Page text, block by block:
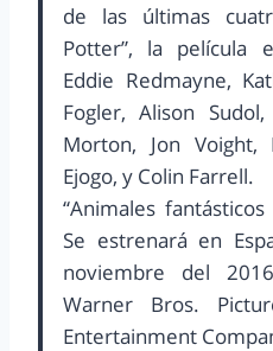
de las últimas
Potter”, la película
Eddie Redmayne,
Fogler, Alison
Morton, Jon Voight,
Ejogo, y Colin Farrell.
“Animales
Se estrenará en
noviembre del
Warner Bros.
Entertainment